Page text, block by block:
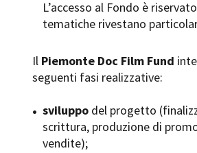
trasparente Bandi e gare
L’accesso al Fondo è
tematiche rivestano
Il Piemonte Doc Film Fund
seguenti fasi realizzative:
sviluppodel progetto
scrittura, produzione di
vendite);